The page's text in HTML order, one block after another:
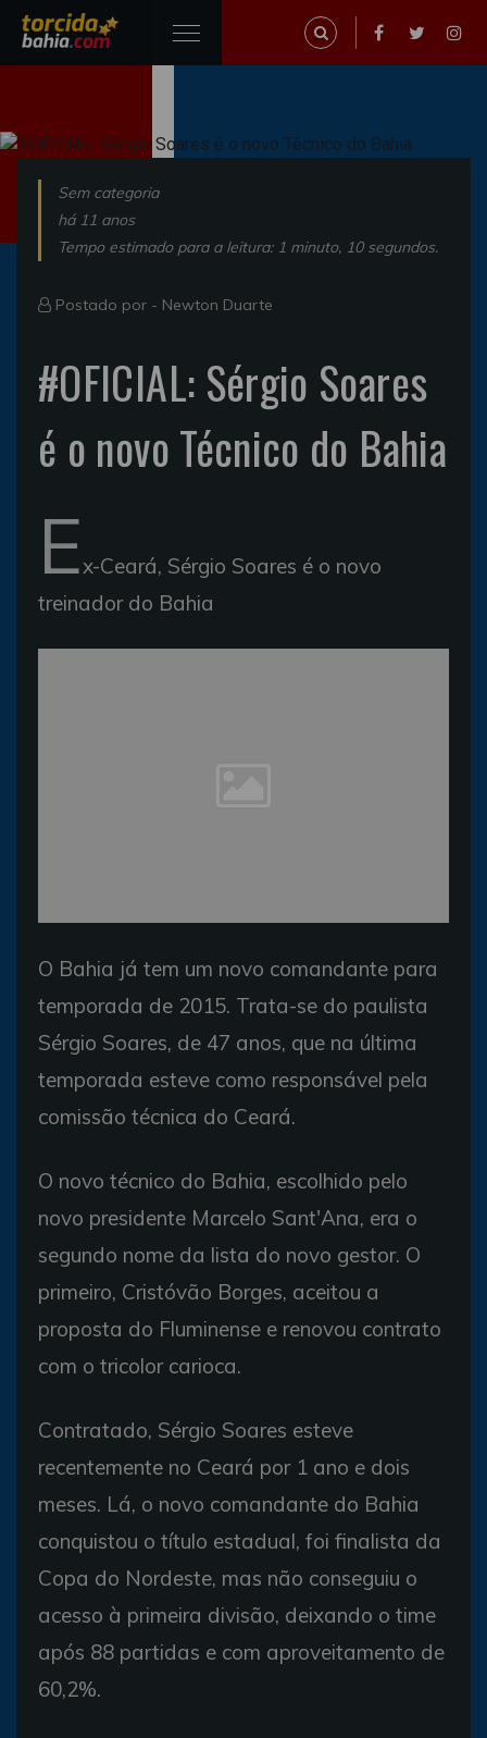
Sem categoria
há 11 anos
Tempo estimado para a leitura: 1 minuto, 10 segundos.
Postado por - Newton Duarte
#OFICIAL: Sérgio Soares
é o novo Técnico do Bahia
Ex-Ceará, Sérgio Soares é o novo
treinador do Bahia
O Bahia já tem um novo comandante para
temporada de 2015. Trata-se do paulista
Sérgio Soares, de 47 anos, que na última
temporada esteve como responsável pela
comissão técnica do Ceará.
O novo técnico do Bahia, escolhido pelo
novo presidente Marcelo Sant'Ana, era o
segundo nome da lista do novo gestor. O
primeiro, Cristóvão Borges, aceitou a
proposta do Fluminense e renovou contrato
com o tricolor carioca.
Contratado, Sérgio Soares esteve
recentemente no Ceará por 1 ano e dois
meses. Lá, o novo comandante do Bahia
conquistou o título estadual, foi finalista da
Copa do Nordeste, mas não conseguiu o
acesso à primeira divisão, deixando o time
após 88 partidas e com aproveitamento de
60,2%.